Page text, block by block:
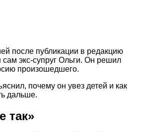
после публикации в редакцию
сам экс-супруг Ольги. Он решил
произошедшего.
почему он увез детей и как
дальше.
так»